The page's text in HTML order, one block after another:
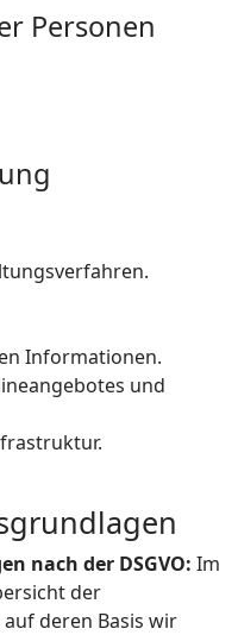
Personen
Informationen.
und
nach der DSGVO: Im
der
deren Basis wir